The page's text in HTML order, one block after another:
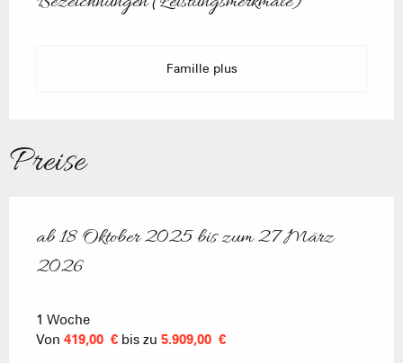
Famille plus
Preise
ab18 Oktober 2025bis zum 27 März 2026
ab18 Oktober 2025bis zum27 März
2026
1 Woche
Von 419,00 € bis zu 5.909,00 €